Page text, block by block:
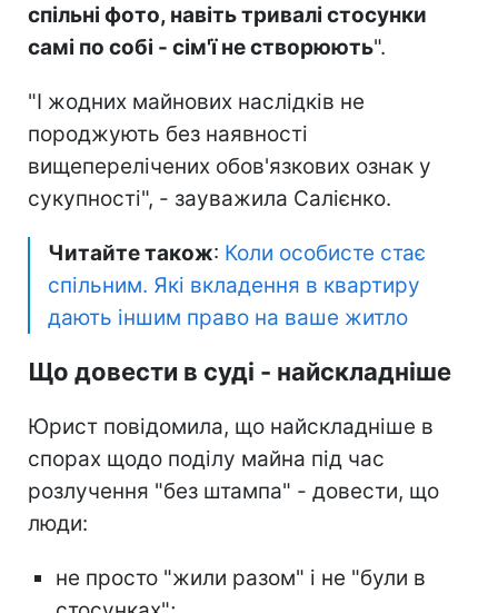
спільні фото, навіть тривалі стосунки
самі по собі - сім'ї не створюють".
"І жодних майнових наслідків не
породжують без наявності
вищеперелічених обов'язкових ознак у
сукупності", - зауважила Салієнко.
Читайте також: Коли особисте стає
спільним. Які вкладення в квартиру
дають іншим право на ваше житло
Що довести в суді - найскладніше
Юрист повідомила, що найскладніше в
спорах щодо поділу майна під час
розлучення "без штампа" - довести, що
люди:
не просто "жили разом" і не "були в